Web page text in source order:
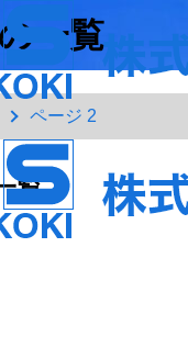
一覧
ページ 2
覧